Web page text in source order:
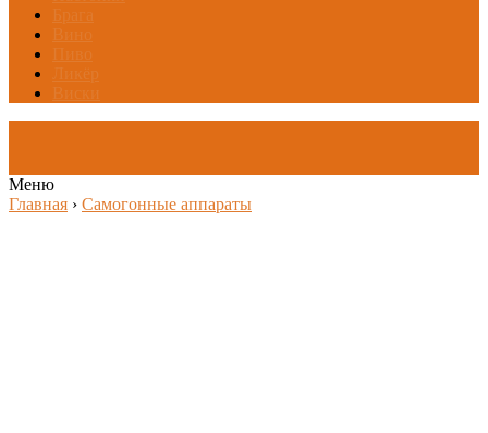
Брага
Вино
Пиво
Ликёр
Виски
Меню
Главная › Самогонные аппараты